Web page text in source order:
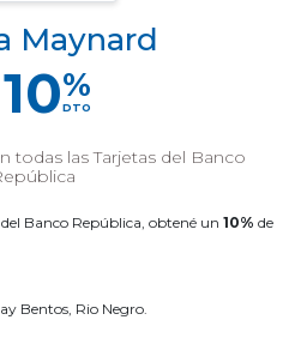
Maynard
10%
DTO
todas las Tarjetas del Banco
Banco República, obtené un 10% de
Bentos, Rio Negro.